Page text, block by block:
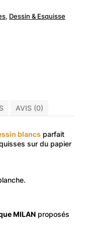
, Dessin & Esquisse
AVIS (0)
blancs parfait
sur du papier
MILAN proposés